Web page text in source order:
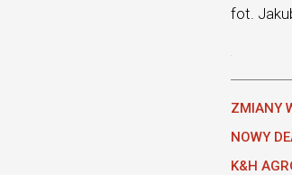
fot.
ZMIANY
NOWY
K&H